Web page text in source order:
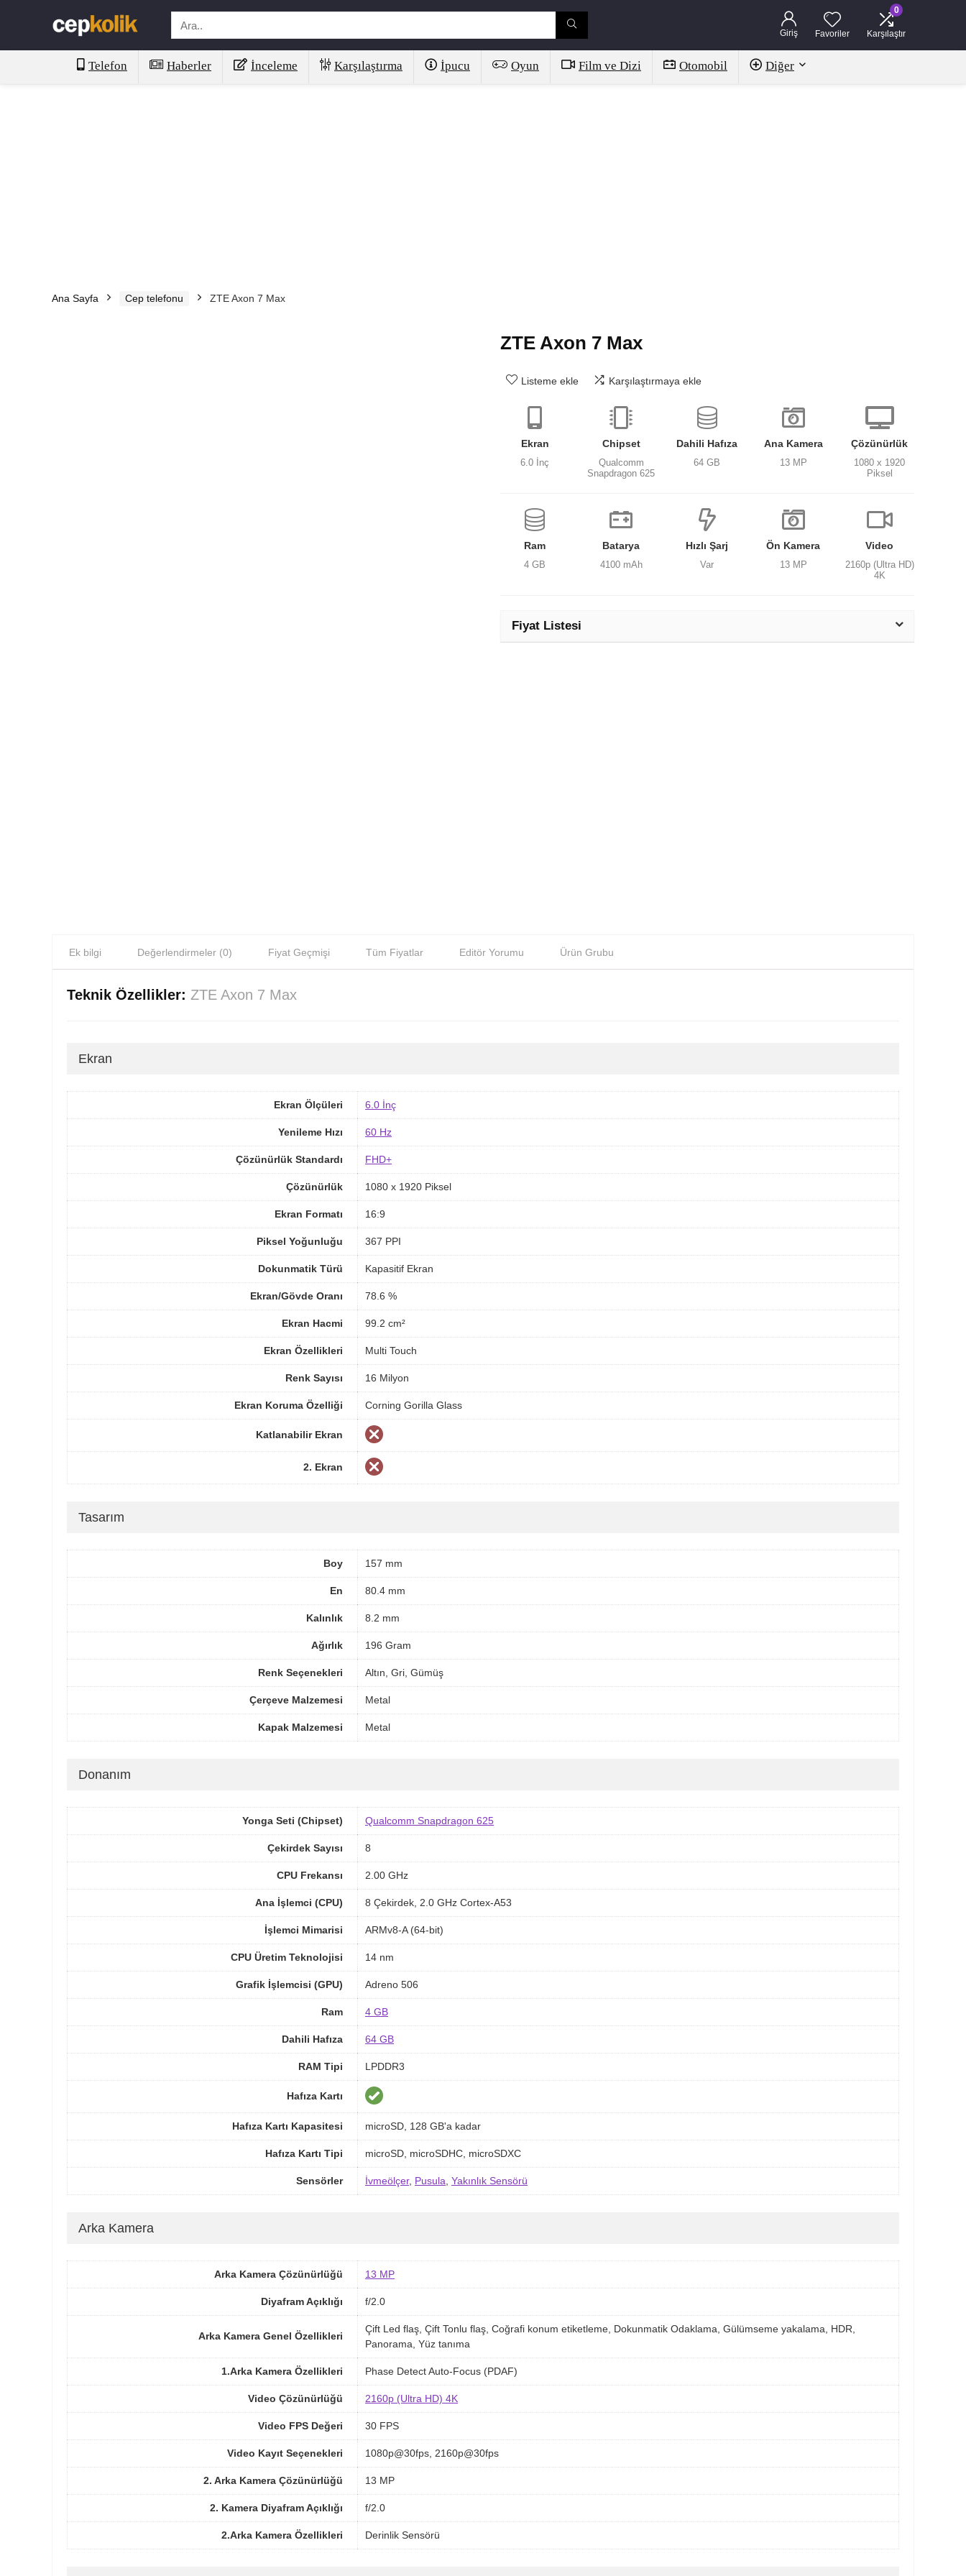
Giriş Favoriler
0
Karşılaştır
Telefon Haberler İnceleme Karşılaştırma İpucu Oyun Film ve Dizi Otomobil Diğer
Ana Sayfa Cep telefonu ZTE Axon 7 Max
ZTE Axon 7 Max
Listeme ekle Karşılaştırmaya ekle
Ekran
6.0 İnç
Chipset
Qualcomm
Snapdragon 625
Dahili Hafıza
64 GB
Ana Kamera
13 MP
Çözünürlük
1080 x 1920
Piksel
Ram
4 GB
Batarya
4100 mAh
Hızlı Şarj
Var
Ön Kamera
13 MP
Video
2160p (Ultra HD)
4K
Fiyat Listesi
Ek bilgi Değerlendirmeler (0) Fiyat Geçmişi Tüm Fiyatlar Editör Yorumu Ürün Grubu
Teknik Özellikler: ZTE Axon 7 Max
Ekran
Ekran Ölçüleri 6.0 İnç
Yenileme Hızı 60 Hz
Çözünürlük Standardı FHD+
Çözünürlük 1080 x 1920 Piksel
Ekran Formatı 16:9
Piksel Yoğunluğu 367 PPI
Dokunmatik Türü Kapasitif Ekran
Ekran/Gövde Oranı 78.6 %
Ekran Hacmi 99.2 cm²
Ekran Özellikleri Multi Touch
Renk Sayısı 16 Milyon
Ekran Koruma Özelliği Corning Gorilla Glass
Katlanabilir Ekran
2. Ekran
Tasarım
Boy 157 mm
En 80.4 mm
Kalınlık 8.2 mm
Ağırlık 196 Gram
Renk Seçenekleri Altın, Gri, Gümüş
Çerçeve Malzemesi Metal
Kapak Malzemesi Metal
Donanım
Yonga Seti (Chipset) Qualcomm Snapdragon 625
Çekirdek Sayısı 8
CPU Frekansı 2.00 GHz
Ana İşlemci (CPU) 8 Çekirdek, 2.0 GHz Cortex-A53
İşlemci Mimarisi ARMv8-A (64-bit)
CPU Üretim Teknolojisi 14 nm
Grafik İşlemcisi (GPU) Adreno 506
Ram 4 GB
Dahili Hafıza 64 GB
RAM Tipi LPDDR3
Hafıza Kartı
Hafıza Kartı Kapasitesi microSD, 128 GB'a kadar
Hafıza Kartı Tipi microSD, microSDHC, microSDXC
Sensörler İvmeölçer, Pusula, Yakınlık Sensörü
Arka Kamera
Arka Kamera Çözünürlüğü 13 MP
Diyafram Açıklığı f/2.0
Arka Kamera Genel Özellikleri
Çift Led flaş, Çift Tonlu flaş, Coğrafi konum etiketleme, Dokunmatik Odaklama, Gülümseme yakalama, HDR,
Panorama, Yüz tanıma
1.Arka Kamera Özellikleri Phase Detect Auto-Focus (PDAF)
Video Çözünürlüğü 2160p (Ultra HD) 4K
Video FPS Değeri 30 FPS
Video Kayıt Seçenekleri 1080p@30fps, 2160p@30fps
2. Arka Kamera Çözünürlüğü 13 MP
2. Kamera Diyafram Açıklığı f/2.0
2.Arka Kamera Özellikleri Derinlik Sensörü